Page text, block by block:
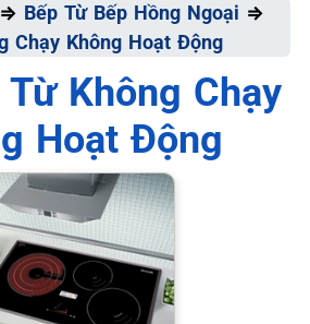
Đa
📞 09.663.898.33
⇒ Bếp Từ Bếp Hồng Ngoại ⇒
Chạy Không Hoạt Động
Không Chạy
Hoạt Động